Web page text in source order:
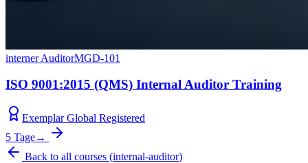
interner AuditorMGD-101
ISO 9001:2015 (QMS) Internal Auditor Training
Exemplar Global Registered
5 Tage→
Back to all courses (internal-auditor)